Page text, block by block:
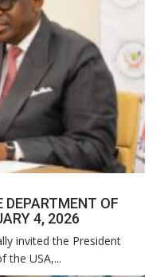
OF
4, 2026
invited the President
the USA,...